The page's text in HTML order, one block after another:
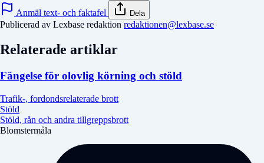
Anmäl text- och faktafel Dela
Publicerad av Lexbase redaktion redaktionen@lexbase.se
Relaterade artiklar
Fängelse för olovlig körning och stöld
Trafik-, fordondsrelaterade brott
Stöld
Stöld, rån och andra tillgreppsbrott
Blomstermåla